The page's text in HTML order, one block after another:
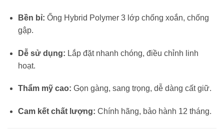
Bền bỉ: Ống Hybrid Polymer 3 lớp chống xoắn, chống
gập.
Dễ sử dụng: Lắp đặt nhanh chóng, điều chỉnh linh
hoạt.
Thẩm mỹ cao: Gọn gàng, sang trọng, dễ dàng cất giữ.
Cam kết chất lượng: Chính hãng, bảo hành 12 tháng.